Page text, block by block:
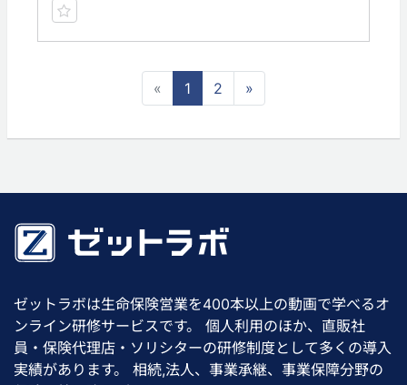
« 1 2 »
ゼットラボは生命保険営業を400本以上の動画で学べるオ
ンライン研修サービスです。 個人利用のほか、直販社
員・保険代理店・ソリシターの研修制度として多くの導入
実績があります。 相続,法人、事業承継、事業保障分野の